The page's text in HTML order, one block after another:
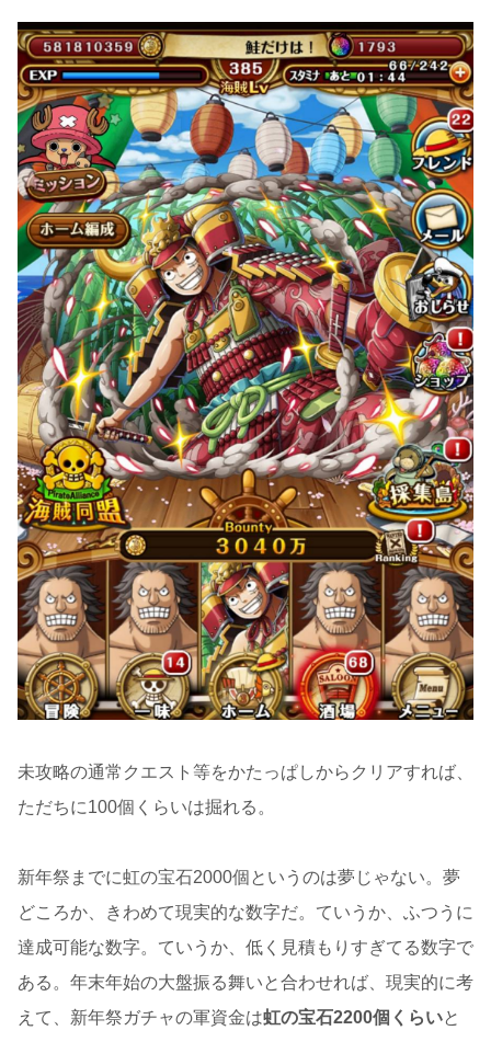
未攻略の通常クエスト等をかたっぱしからクリアすれば、
ただちに100個くらいは掘れる。
新年祭までに虹の宝石2000個というのは夢じゃない。夢
どころか、きわめて現実的な数字だ。ていうか、ふつうに
達成可能な数字。ていうか、低く見積もりすぎてる数字で
ある。年末年始の大盤振る舞いと合わせれば、現実的に考
えて、新年祭ガチャの軍資金は虹の宝石2200個くらいと